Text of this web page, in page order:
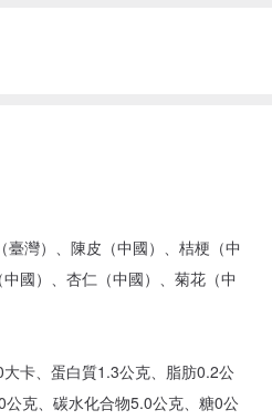
臺灣）、陳皮（中國）、桔梗（中
國）、杏仁（中國）、菊花（中
卡、蛋白質1.3公克、脂肪0.2公
克、碳水化合物5.0公克、糖0公